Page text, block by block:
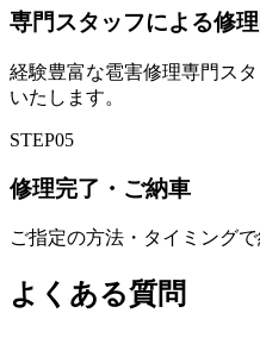
専門スタッフによる修
経験豊富な雹害修理専門ス
いたします。
STEP05
修理完了・ご納車
ご指定の方法・タイミングで
よくある質問